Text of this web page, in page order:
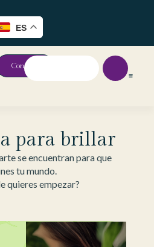
ES
Contacto
para brillar
se encuentran para que
tu mundo.
quieres empezar?